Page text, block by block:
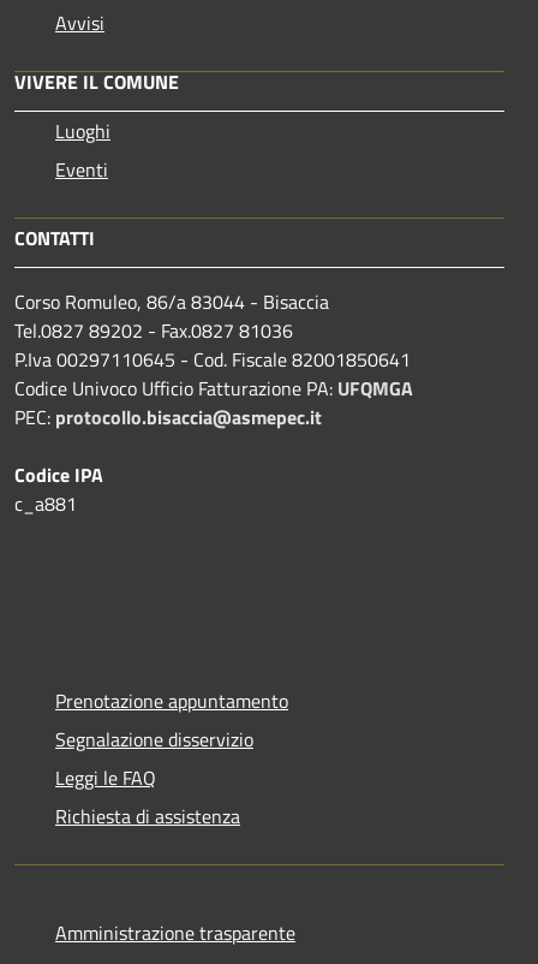
Avvisi
VIVERE IL COMUNE
Luoghi
Eventi
CONTATTI
Corso Romuleo, 86/a 83044 - Bisaccia
Tel.0827 89202 - Fax.0827 81036
P.Iva 00297110645 - Cod. Fiscale 82001850641
Codice Univoco Ufficio Fatturazione PA: UFQMGA
PEC: protocollo.bisaccia@asmepec.it
Codice IPA
c_a881
Prenotazione appuntamento
Segnalazione disservizio
Leggi le FAQ
Richiesta di assistenza
Amministrazione trasparente